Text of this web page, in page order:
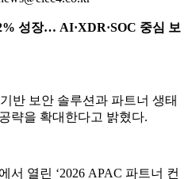
성장… AI·XDR·SOC 중심 보
반 보안 솔루션과 파트너 생태
략을 확대한다고 밝혔다.
서 열린 ‘2026 APAC 파트너 컨